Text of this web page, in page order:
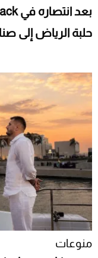
حلبة الرياض إلى
منوعات